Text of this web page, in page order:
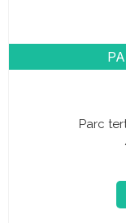
Parc